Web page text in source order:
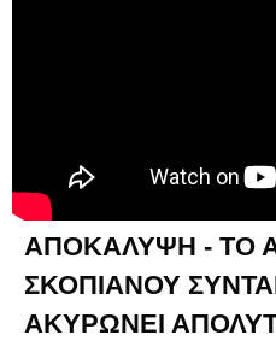
ΑΠΟΚΑΛΥΨΗ - ΤΟ
ΣΚΟΠΙΑΝΟΥ
ΑΚΥΡΩΝΕΙ